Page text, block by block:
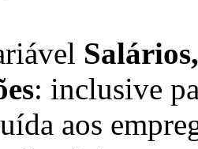
: inclusive
aos